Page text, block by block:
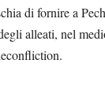
di fornire a
alleati, nel